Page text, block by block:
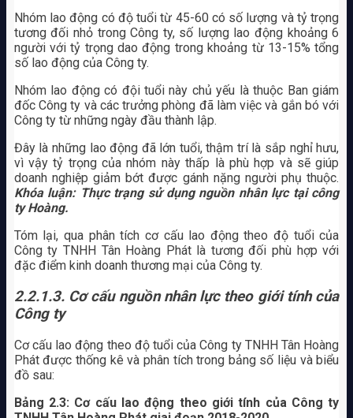
Nhóm lao động có độ tuổi từ 45-60 có số lượng và tỷ trọng
tương đối nhỏ trong Công ty, số lượng lao động khoảng 6
người với tỷ trọng dao động trong khoảng từ 13-15% tổng
số lao động của Công ty.
Nhóm lao động có đội tuổi này chủ yếu là thuộc Ban giám
đốc Công ty và các trưởng phòng đã làm việc và gắn bó với
Công ty từ những ngày đầu thành lập.
Đây là những lao động đã lớn tuổi, thậm trí là sắp nghỉ hưu,
vì vậy tỷ trọng của nhóm này thấp là phù hợp và sẽ giúp
doanh nghiệp giảm bớt được gánh nặng người phụ thuộc.
Khóa luận: Thực trạng sử dụng nguồn nhân lực tại công
ty Hoàng.
Tóm lại, qua phân tích cơ cấu lao động theo độ tuổi của
Công ty TNHH Tân Hoàng Phát là tương đối phù hợp với
đặc điểm kinh doanh thương mại của Công ty.
2.2.1.3. Cơ cấu nguồn nhân lực theo giới tính của
Công ty
Cơ cấu lao động theo độ tuổi của Công ty TNHH Tân Hoàng
Phát được thống kê và phân tích trong bảng số liệu và biểu
đồ sau:
Bảng 2.3: Cơ cấu lao động theo giới tính của Công ty